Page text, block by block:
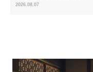
中旬起限时发售
2026.08.07